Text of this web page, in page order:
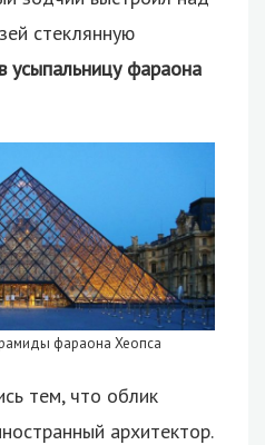
стеклянную
усыпальницу фараона
фараона Хеопса
тем, что облик
архитектор.